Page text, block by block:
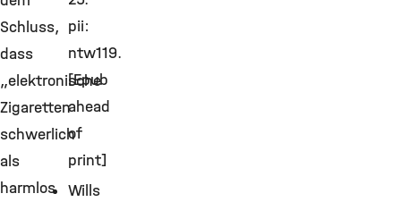
Schluss,
dass
„elektronische
Zigaretten
schwerlich
als
harmlos
pii:
ntw119.
[Epub
ahead
of
print]
Wills